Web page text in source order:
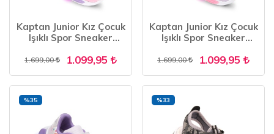
Kaptan Junior Kız Çocuk
Işıklı Spor Sneaker
PTJCK 700
1.699,00 1.099,95
Kaptan Junior Kız Çocuk
Işıklı Spor Sneaker
PTJCK 700
1.699,00 1.099,95
%35 %33